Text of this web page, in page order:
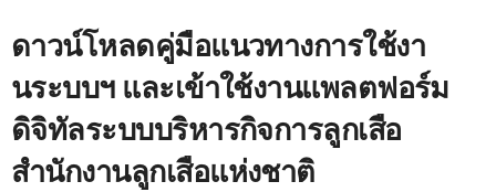
ดาวน์โหลดคู่มือแนวทางการใช้งา
นระบบฯ และเข้าใช้งานแพลตฟอร์ม
ดิจิทัลระบบบริหารกิจการลูกเสือ
สำนักงานลูกเสือแห่งชาติ